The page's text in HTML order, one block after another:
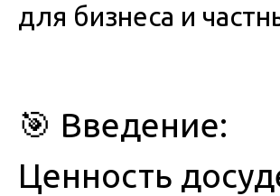
для бизнеса и
🎯 Введение:
Ценность